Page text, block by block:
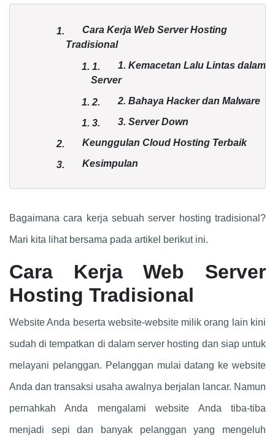
1.
Cara Kerja Web Server Hosting
Tradisional
1. 1.
1. Kemacetan Lalu Lintas dalam
Server
1. 2. 2. Bahaya Hacker dan Malware
1. 3. 3. Server Down
2. Keunggulan Cloud Hosting Terbaik
3. Kesimpulan
Bagaimana cara kerja sebuah server hosting tradisional?
Mari kita lihat bersama pada artikel berikut ini.
Cara Kerja Web Server
Hosting Tradisional
Website Anda beserta website-website milik orang lain kini
sudah di tempatkan di dalam server hosting dan siap untuk
melayani pelanggan. Pelanggan mulai datang ke website
Anda dan transaksi usaha awalnya berjalan lancar. Namun
pernahkah Anda mengalami website Anda tiba-tiba
menjadi sepi dan banyak pelanggan yang mengeluh